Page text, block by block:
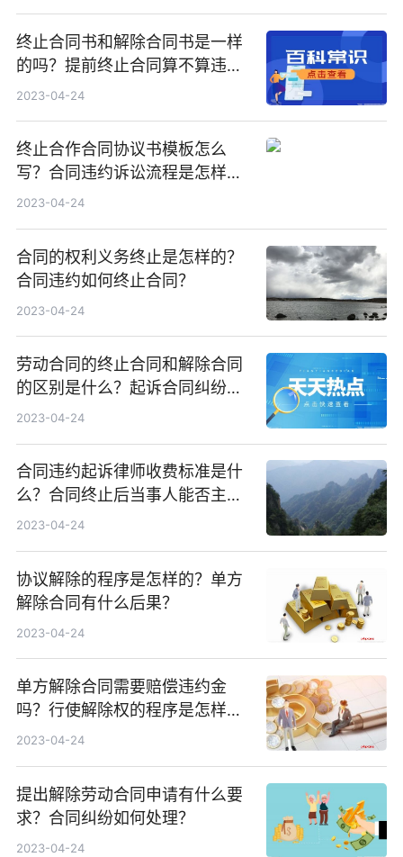
终止合同书和解除合同书是一样
的吗？提前终止合同算不算违
约？
2023-04-24
终止合作合同协议书模板怎么
写？合同违约诉讼流程是怎样
的？
2023-04-24
合同的权利义务终止是怎样的？
合同违约如何终止合同？
2023-04-24
劳动合同的终止合同和解除合同
的区别是什么？起诉合同纠纷流
程是怎样的？
2023-04-24
合同违约起诉律师收费标准是什
么？合同终止后当事人能否主张
违约责任？
2023-04-24
协议解除的程序是怎样的？单方
解除合同有什么后果？
2023-04-24
单方解除合同需要赔偿违约金
吗？行使解除权的程序是怎样
的？​
2023-04-24
提出解除劳动合同申请有什么要
求？合同纠纷如何处理？
2023-04-24